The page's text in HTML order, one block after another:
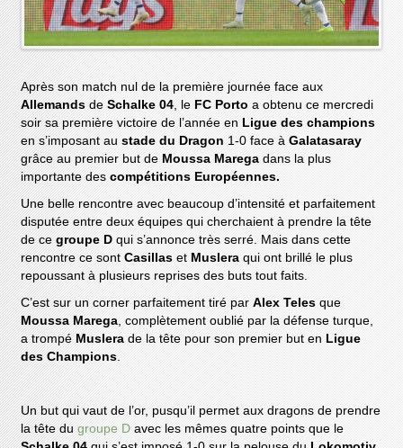
Après son match nul de la première journée face aux
Allemands deSchalke 04, le FC Porto a obtenu ce mercredi
soir sa première victoire de l’année en Ligue des champions
en s’imposant austade du Dragon 1-0 face àGalatasaray
grâce au premier but de Moussa Marega dans la plus
importante descompétitions Européennes.
Une belle rencontre avec beaucoup d’intensité et parfaitement
disputée entre deux équipes qui cherchaient à prendre la tête
de cegroupe D qui s’annonce très serré. Mais dans cette
rencontre ce sontCasillas et Muslera qui ont brillé le plus
repoussant à plusieurs reprises des buts tout faits.
C’est sur un corner parfaitement tiré parAlex Teles que
Moussa Marega, complètement oublié par la défense turque,
a trompé Muslera de la tête pour son premier but en Ligue
des Champions.
Un but qui vaut de l’or, pusqu’il permet aux dragons de prendre
la tête dugroupe D avec les mêmes quatre points que le